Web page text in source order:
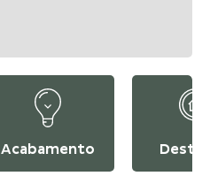
Acabamento